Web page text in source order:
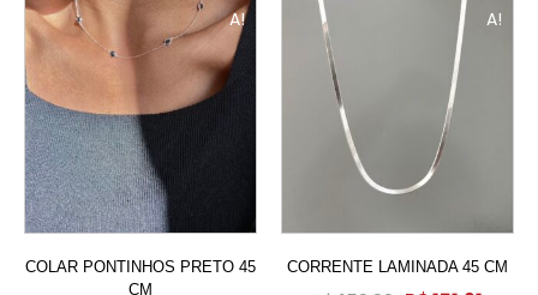
A!
COLAR PONTINHOS PRETO 45
CM
A!
CORRENTE LAMINADA 45 CM